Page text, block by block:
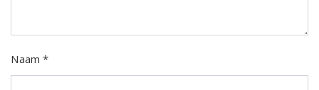
Naam*